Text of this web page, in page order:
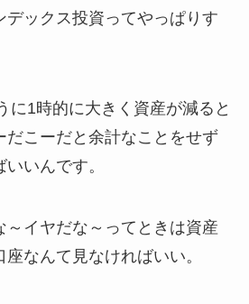
デックス投資ってやっぱりす
に1時的に大きく資産が減ると
だこーだと余計なことをせず
いんです。
～イヤだな～ってときは資産
なんて見なければいい。